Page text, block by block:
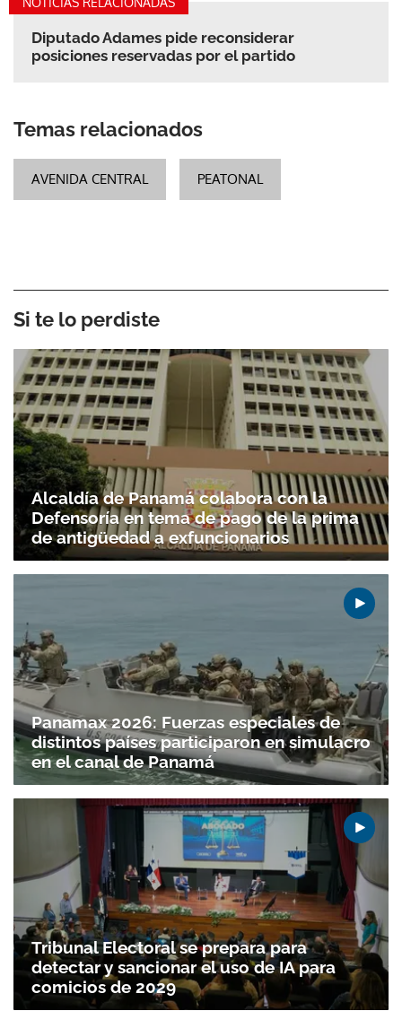
Diputado Adames pide reconsiderar
posiciones reservadas por el partido
Temas relacionados
AVENIDA CENTRAL PEATONAL
Si te lo perdiste
Alcaldía de Panamá colabora con la
Defensoría en tema de pago de la prima
de antigüedad a exfuncionarios
Panamax 2026: Fuerzas especiales de
distintos países participaron en simulacro
en el canal de Panamá
Tribunal Electoral se prepara para
detectar y sancionar el uso de IA para
comicios de 2029